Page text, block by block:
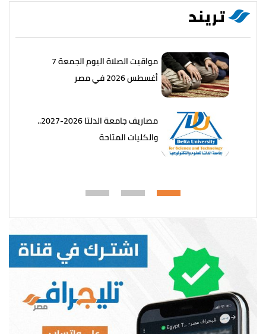
تريند
مواقيت الصلاة اليوم الجمعة 7
أغسطس 2026 في مصر
مصاريف جامعة الدلتا 2026-2027..
والكليات المتاحة